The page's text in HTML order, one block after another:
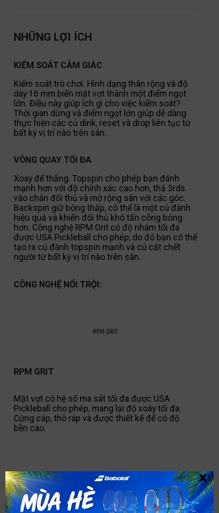
NHỮNG LỢI ÍCH
KIỂM SOÁT CẢM GIÁC
Kiểm soát trò chơi. Hình dạng thân rộng và độ
dày 16 mm biến mặt vợt thành một điểm ngọt
lớn. Điều này giúp ích gì cho việc kiểm soát?
Thời gian dừng và điểm ngọt lớn giúp dễ dàng
thực hiện các cú dink, reset và drop liên tục từ
bất kỳ vị trí nào trên sân.
VÒNG QUAY TỐI ĐA
Xoay để thắng. Topspin cho phép bạn đánh
mạnh hơn với độ chính xác cao hơn, thả 3rds
vào chân đối thủ và mở rộng sân với các góc.
Backspin giữ bóng thấp, có thể là một cú đánh
hiệu quả và khiến đối thủ khó tấn công bóng
hơn. Công nghệ RPM Grit có độ nhám tối đa
được USA Pickleball cho phép, do đó bạn có thể
tạo ra cú đánh topspin mạnh và cú cắt chết
người từ bất kỳ vị trí nào trên sân.
CÔNG NGHỆ NỔI TRỘI:
RPM GRIT
Mặt vợt có hệ số ma sát tối đa được USA
Pickleball cho phép, mang lại độ xoáy tối đa.
Cứng cáp, thô ráp và được thiết kế để có độ
bền cao.
x